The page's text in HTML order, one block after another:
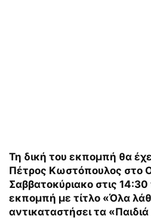
Τη δική του εκπομπή θα
Πέτρος Κωστόπουλος στο
Σαββατοκύριακο στις
εκπομπή με τίτλο «Όλα
αντικαταστήσει τα